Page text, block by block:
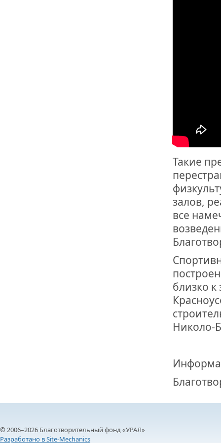
Такие
залов,
все
близко
Николо-
© 2006–2026 Благотворительный фонд «УРАЛ»
Разработано в Site-Mechanics